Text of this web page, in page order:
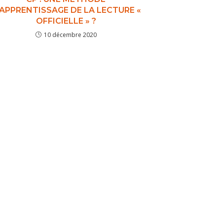
DE LA LECTURE «
OFFICIELLE » ?
10 décembre 2020